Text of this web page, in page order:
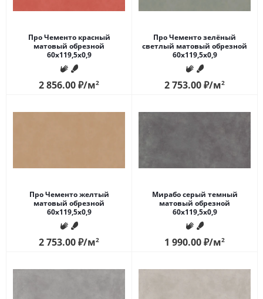
Про Чементо красный
матовый обрезной
60x119,5x0,9
2 856.00₽/м2
Про Чементо зелёный
светлый матовый обрезной
60x119,5x0,9
2 753.00₽/м2
Про Чементо желтый
матовый обрезной
60x119,5x0,9
2 753.00₽/м2
Мирабо серый темный
матовый обрезной
60x119,5x0,9
1 990.00₽/м2